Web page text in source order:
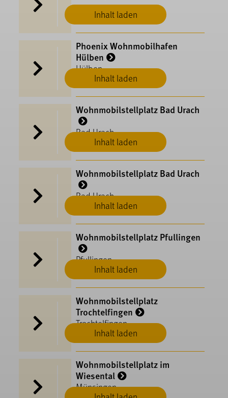
Inhalt laden
Inhalt laden
Phoenix Wohnmobilhafen
Hülben
Hülben
Inhalt laden
Wohnmobilstellplatz Bad Urach
Bad Urach
Inhalt laden
Wohnmobilstellplatz Bad Urach
Bad Urach
Inhalt laden
Wohnmobilstellplatz Pfullingen
Pfullingen
Inhalt laden
Wohnmobilstellplatz
Trochtelfingen
Trochtelfingen
Wohnmobilstellplatz im
Wiesental
Münsingen